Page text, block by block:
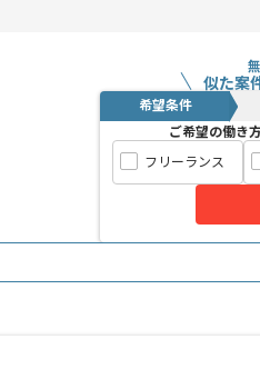
似た案
希望条件
ご希望の働き
フリーランス